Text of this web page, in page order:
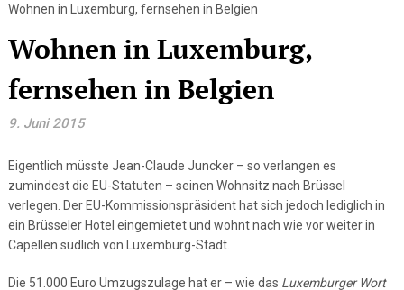
Wohnen in Luxemburg, fernsehen in Belgien
Wohnen in Luxemburg,
fernsehen in Belgien
9. Juni 2015
Eigentlich müsste Jean-Claude Juncker – so verlangen es
zumindest die EU-Statuten – seinen Wohnsitz nach Brüssel
verlegen. Der EU-Kommissionspräsident hat sich jedoch lediglich in
ein Brüsseler Hotel eingemietet und wohnt nach wie vor weiter in
Capellen südlich von Luxemburg-Stadt.
Die 51.000 Euro Umzugszulage hat er – wie das Luxemburger Wort